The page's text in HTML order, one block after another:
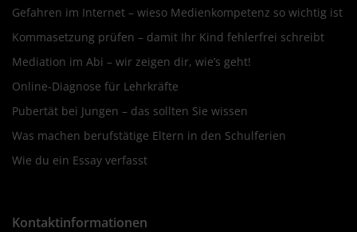
Gefahren im Internet – wieso Medienkompetenz so wichtig ist
Kommasetzung prüfen – damit Ihr Kind fehlerfrei schreibt
Mediation im Abi – wir zeigen dir, wie’s geht!
Online-Diagnose für Lehrkräfte
Pubertät bei Jungen – das sollten Sie wissen
Was machen berufstätige Eltern in den Schulferien
Wie du ein Essay verfasst
Kontaktinformationen